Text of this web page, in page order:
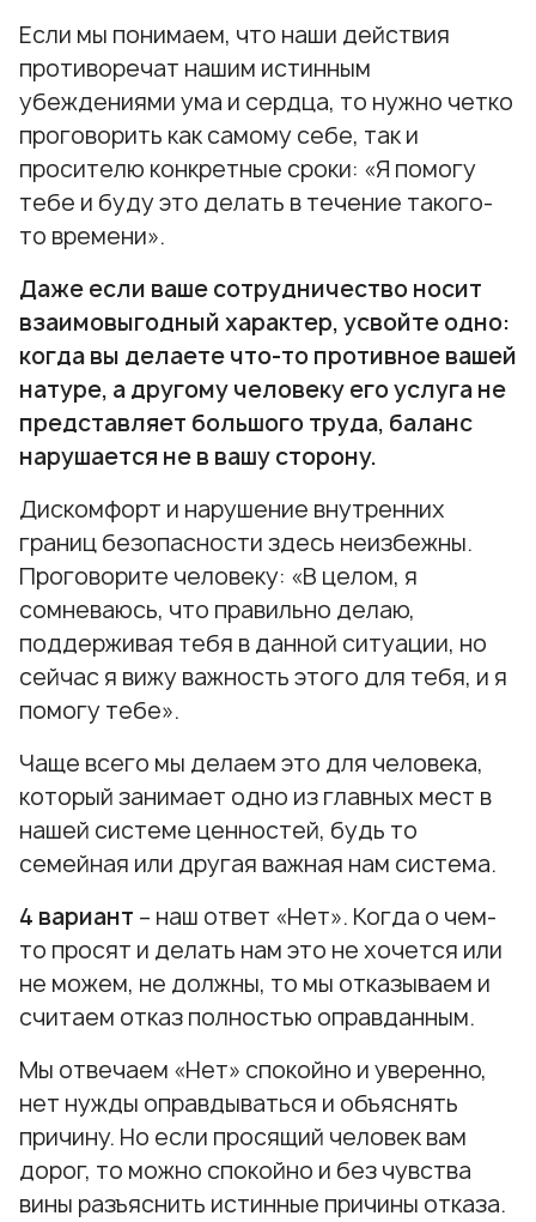
Если мы понимаем, что наши действия
противоречат нашим истинным
убеждениями ума и сердца, то нужно четко
проговорить как самому себе, так и
просителю конкретные сроки: «Я помогу
тебе и буду это делать в течение такого-
то времени».
Даже если ваше сотрудничество носит
взаимовыгодный характер, усвойте одно:
когда вы делаете что-то противное вашей
натуре, а другому человеку его услуга не
представляет большого труда, баланс
нарушается не в вашу сторону.
Дискомфорт и нарушение внутренних
границ безопасности здесь неизбежны.
Проговорите человеку: «В целом, я
сомневаюсь, что правильно делаю,
поддерживая тебя в данной ситуации, но
сейчас я вижу важность этого для тебя, и я
помогу тебе».
Чаще всего мы делаем это для человека,
который занимает одно из главных мест в
нашей системе ценностей, будь то
семейная или другая важная нам система.
4 вариант – наш ответ «Нет». Когда о чем-
то просят и делать нам это не хочется или
не можем, не должны, то мы отказываем и
считаем отказ полностью оправданным.
Мы отвечаем «Нет» спокойно и уверенно,
нет нужды оправдываться и объяснять
причину. Но если просящий человек вам
дорог, то можно спокойно и без чувства
вины разъяснить истинные причины отказа.